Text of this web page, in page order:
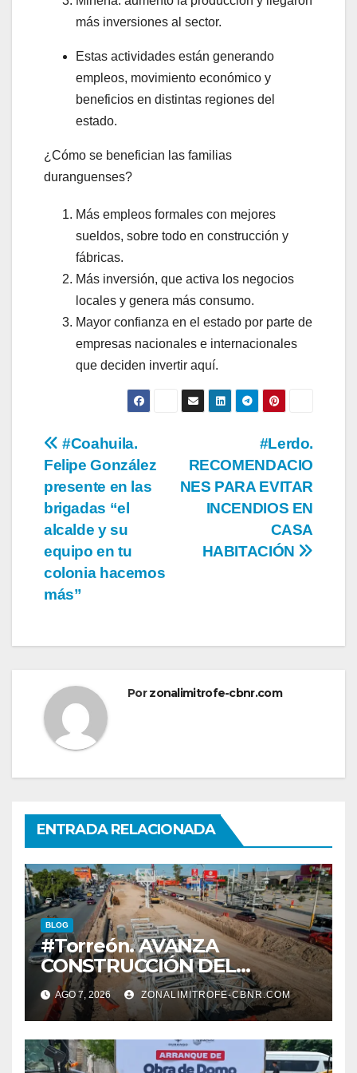
más inversiones al sector.
Estas actividades están generando
empleos, movimiento económico y
beneficios en distintas regiones del
estado.
¿Cómo se benefician las familias
duranguenses?
Más empleos formales con mejores
sueldos, sobre todo en construcción y
fábricas.
Más inversión, que activa los negocios
locales y genera más consumo.
Mayor confianza en el estado por parte de
empresas nacionales e internacionales
que deciden invertir aquí.
Navegación
de
entradas
#Lerdo.
RECOMENDACIO
NES PARA EVITAR
INCENDIOS EN
CASA
HABITACIÓN
#Coahuila.
Felipe González
presente en las
brigadas “el
alcalde y su
equipo en tu
colonia hacemos
más”
Porzonalimitrofe-cbnr.com
ENTRADA RELACIONADA
BLOG
#Torreón. AVANZA
CONSTRUCCIÓN DEL
SISTEMA VIAL ORIENTE,
SOBRE BULEVAR
REVOLUCIÓN
AGO 7, 2026 ZONALIMITROFE-CBNR.COM